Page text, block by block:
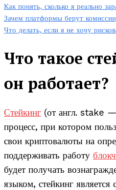
Как понять, сколько я реально
Зачем платформы берут
Что делать, если я не хочу
Что такое
он работает?
Стейкинг (от англ. stake
процесс, при котором
свои криптовалюты на
поддерживать работу
будет получать
языком, стейкинг является